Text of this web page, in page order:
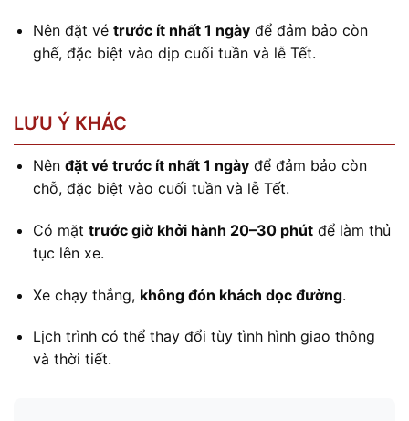
Nên đặt vé trước ít nhất 1 ngàyđể đảm bảo còn
ghế, đặc biệt vào dịp cuối tuần và lễ Tết.
LƯU Ý KHÁC
Nên đặt vé trước ít nhất 1 ngàyđể đảm bảo còn
chỗ, đặc biệt vào cuối tuần và lễ Tết.
Có mặt trước giờ khởi hành 20–30 phútđể làm thủ
tục lên xe.
Xe chạy thẳng, không đón khách dọc đường.
Lịch trình có thể thay đổi tùy tình hình giao thông
và thời tiết.